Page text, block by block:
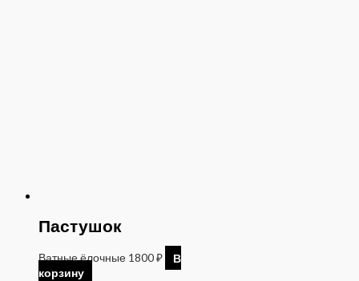
Пастушок
Ватные ёлочные 1800₽
В
корзину